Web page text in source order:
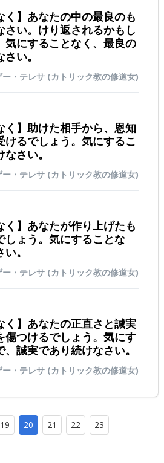
く】あなたの中の最良のも
さい。けり返されるかもし
気にすることなく、最良の
い。
ー・テレサ (カトリック教の修道女)
く】助けた相手から、恩知
けるでしょう。気にするこ
さい。
ー・テレサ (カトリック教の修道女)
く】あなたが作り上げたも
しょう。気にすることな
。
ー・テレサ (カトリック教の修道女)
く】あなたの正直さと誠実
傷つけるでしょう。気にす
誠実であり続けなさい。
ー・テレサ (カトリック教の修道女)
19 20 21 22 23